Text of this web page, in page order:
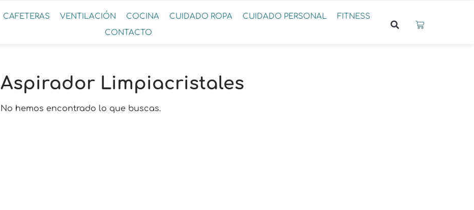
CAFETERAS VENTILACIÓN COCINA CUIDADO ROPA CUIDADO PERSONAL
FITNESS
CONTACTO
Aspirador Limpiacristales
No hemos encontrado lo que buscas.